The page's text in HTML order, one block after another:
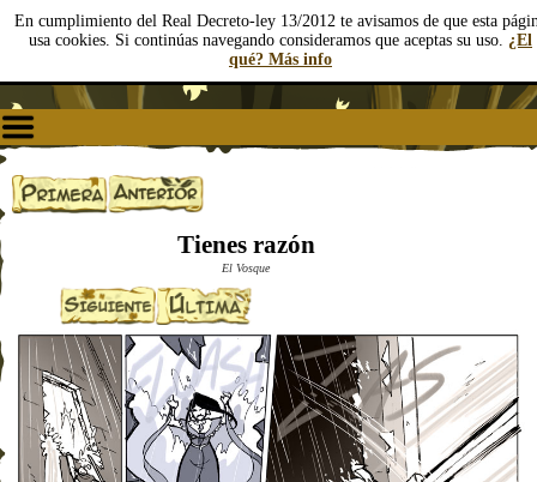
En cumplimiento del Real Decreto-ley 13/2012 te avisamos de que esta
usa cookies. Si continúas navegando consideramos que aceptas su uso. ¿El
qué? Más info
Tienes razón
El Vosque